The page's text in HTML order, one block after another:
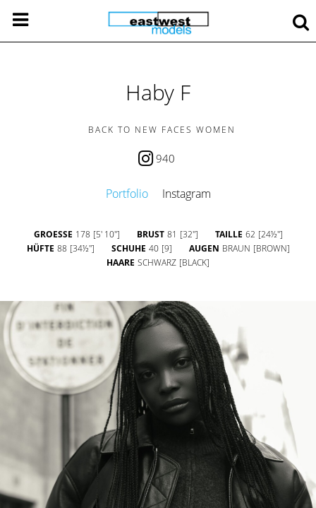
Haby F
BACK TO NEW FACES WOMEN
940
Portfolio Instagram
GROESSE 178 [5' 10''] BRUST 81 [32''] TAILLE 62 [24½'']
HÜFTE 88 [34½''] SCHUHE 40 [9] AUGEN BRAUN [BROWN]
HAARE SCHWARZ [BLACK]